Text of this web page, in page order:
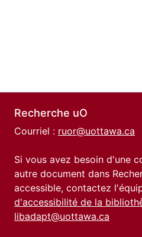
Recherche uO
Courriel : ruor@uottawa.ca
Si vous avez besoin d'une
autre document dans
accessible, contactez
d'accessibilité de la
libadapt@uottawa.ca